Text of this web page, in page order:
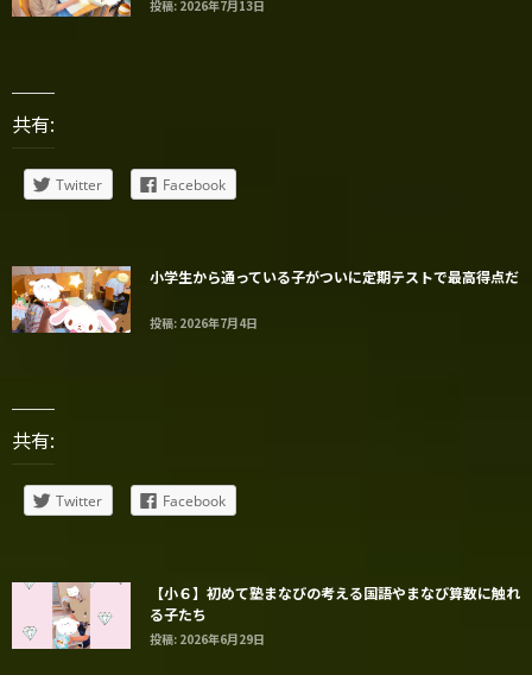
投稿: 2026年7月13日
共有:
Twitter Facebook
小学生から通っている子がついに定期テストで最高得点だ
投稿: 2026年7月4日
共有:
Twitter Facebook
【小６】初めて塾まなびの考える国語やまなび算数に触れ
る子たち
投稿: 2026年6月29日